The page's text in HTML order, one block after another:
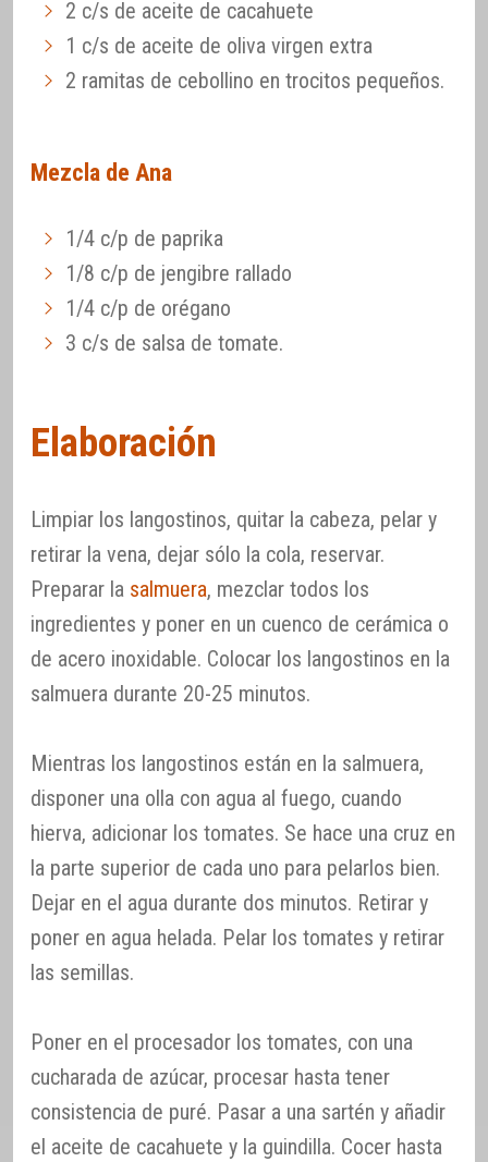
2 c/s de aceite de cacahuete
1 c/s de aceite de oliva virgen extra
2 ramitas de cebollino en trocitos pequeños.
Mezcla de Ana
1/4 c/p de paprika
1/8 c/p de jengibre rallado
1/4 c/p de orégano
3 c/s de salsa de tomate.
Elaboración
Limpiar los langostinos, quitar la cabeza, pelar y
retirar la vena, dejar sólo la cola, reservar.
Preparar la salmuera, mezclar todos los
ingredientes y poner en un cuenco de cerámica o
de acero inoxidable. Colocar los langostinos en la
salmuera durante 20-25 minutos.
Mientras los langostinos están en la salmuera,
disponer una olla con agua al fuego, cuando
hierva, adicionar los tomates. Se hace una cruz en
la parte superior de cada uno para pelarlos bien.
Dejar en el agua durante dos minutos. Retirar y
poner en agua helada. Pelar los tomates y retirar
las semillas.
Poner en el procesador los tomates, con una
cucharada de azúcar, procesar hasta tener
consistencia de puré. Pasar a una sartén y añadir
el aceite de cacahuete y la guindilla. Cocer hasta